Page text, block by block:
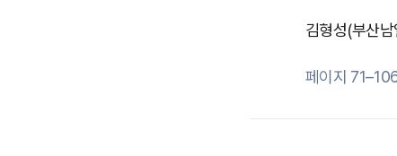
김형성(부산
페이지